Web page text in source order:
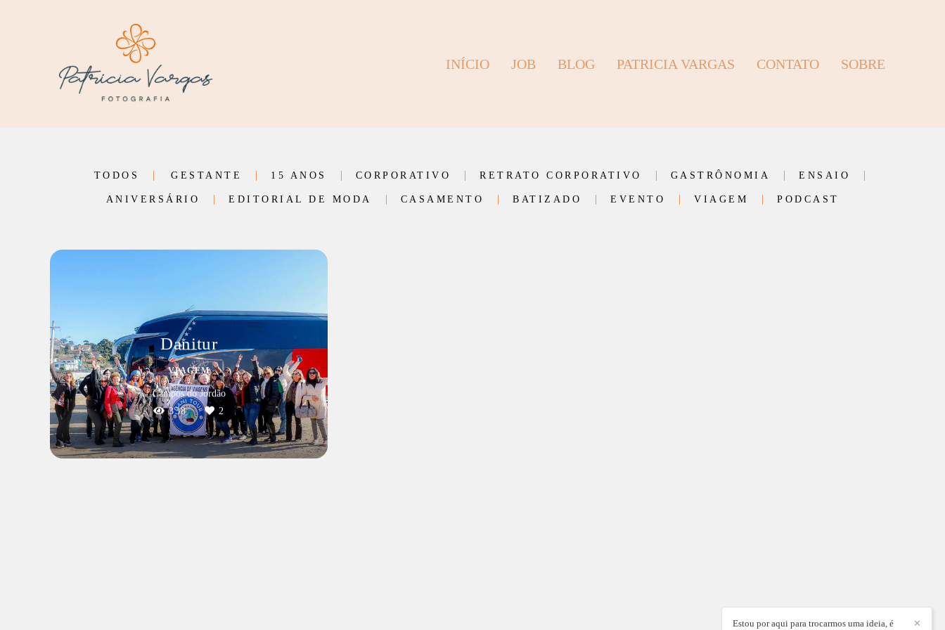
INÍCIO JOB BLOG PATRICIA VARGAS CONTATO SOBRE
TODOS GESTANTE 15 ANOS CORPORATIVO RETRATO CORPORATIVO GASTRÔNOMIA ENSAIO
ANIVERSÁRIO EDITORIAL DE MODA CASAMENTO BATIZADO EVENTO VIAGEM PODCAST
Danitur
VIAGEM
Campos do Jordão
338
2
✕
Estou por aqui para trocarmos uma ideia, é